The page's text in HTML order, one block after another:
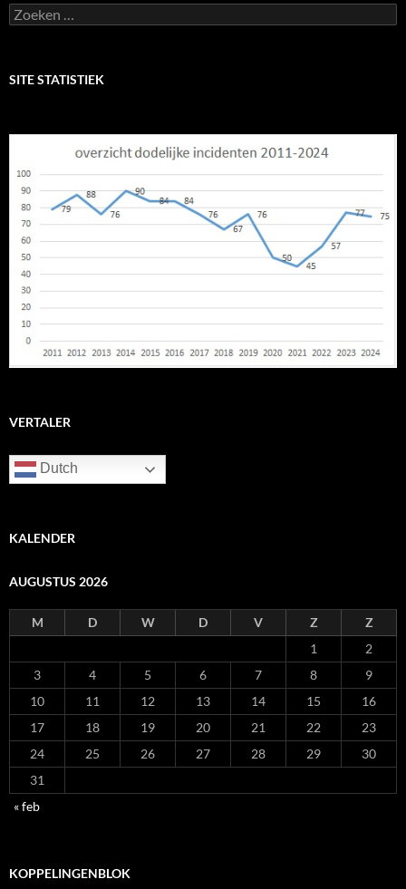
Zoeken
naar:
SITE STATISTIEK
VERTALER
Dutch
KALENDER
AUGUSTUS 2026
M D W D V Z
Z
1
2
3
4 5 6 7 8
9
10
11 12 13 14 15
16
17
18 19 20 21 22
23
24
25 26 27 28 29
30
31
« feb
KOPPELINGENBLOK